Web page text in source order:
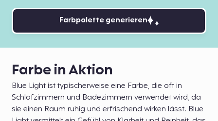
Farbpalette generieren
Farbe in Aktion
Blue Light ist typischerweise eine Farbe, die oft in
Schlafzimmern und Badezimmern verwendet wird, da
sie einen Raum ruhig und erfrischend wirken lässt. Blue